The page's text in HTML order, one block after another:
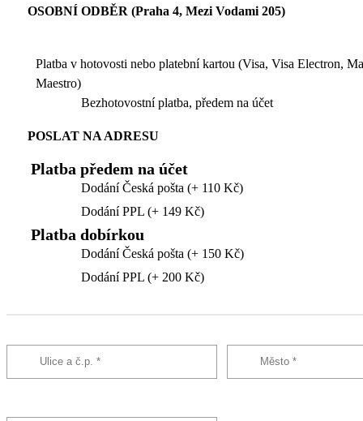
OSOBNÍ ODBĚR (Praha 4, Mezi Vodami 205)
Platba v hotovosti nebo platební kartou (Visa, Visa Electron,
Maestro)
Bezhotovostní platba, předem na účet
POSLAT NA ADRESU
Platba předem na účet
Dodání Česká pošta (+ 110 Kč)
Dodání PPL (+ 149 Kč)
Platba dobírkou
Dodání Česká pošta (+ 150 Kč)
Dodání PPL (+ 200 Kč)